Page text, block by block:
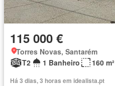
115 000 €
Torres Novas, Santarém
T2
1 Banheiro 160 m²
Há 3 dias, 3 horas em idealista.pt